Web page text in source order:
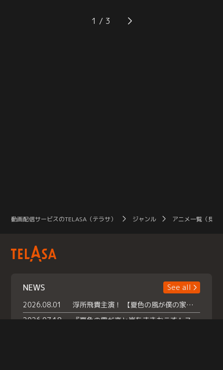
ずにいた。フルブリングの力を忌み
嫌うジャッキーには、一護の言葉が
力「ダーティー・ブーツ」だったの
だ。一護はその威力に、次第にガー
1
動画配信サービスのTELASA（テラサ） ジャンル アニメ一覧（見放
NEWS
See all
2026.08.01
浮所飛貴主演！ 【夏色の風が僕の家にやってきた】 本日よりテラサで独占配信スタート！
2026.07.18
『夏色の雲が恋と嵐をまきおこす』スペシャルメイキング 【Part1】2026年７月18日（土）23時30分～配信スタート！話題のシーンの裏側を大公開！豪華キャスト大集合！ 『武宮家 真夏の家族会議』開催！